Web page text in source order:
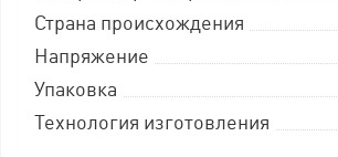
Страна происхождения
Напряжение
Упаковка
Технология изготовления